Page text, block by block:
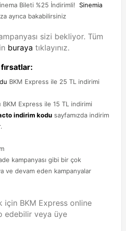
Bileti %25 İndirimli! Sinemia
ayrıca bakabilirsiniz
sizi bekliyor. Tüm
buraya tıklayınız.
BKM Express ile 25 TL indirimi
Express ile 15 TL indirimi
indirim kodu sayfamızda indirim
kampanyası gibi bir çok
ve devam eden kampanyalar
için BKM Express online
edebilir veya üye